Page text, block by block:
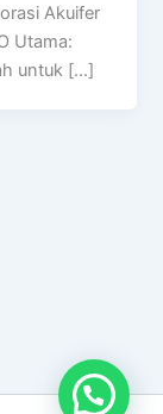
Akuifer
Utama:
untuk […]